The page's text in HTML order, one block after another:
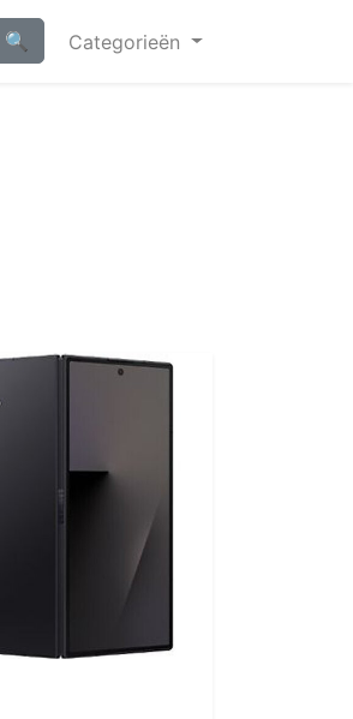
Categorieën